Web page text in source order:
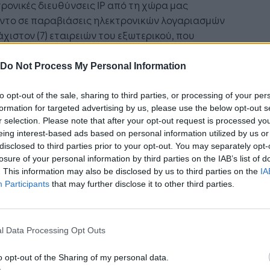
Do Not Process My Personal Information
opt-out of the sale, sharing to third parties, or processing of your
for targeted advertising by us, please use the below opt-out
selection. Please note that after your opt-out request is processed
interest-based ads based on personal information utilized by us
to third parties prior to your opt-out. You may separately
of your personal information by third parties on the IAB’s list of
This information may also be disclosed by us to third parties on the
Participants that may further disclose it to other third parties.
Data Processing Opt Outs
opt-out of the Sharing of my personal data.
διευθύνσεις IP από τη χώρα μας
σε παραβιάσεις ηλεκτρονικών λογαριασμών
(7) εταιρειών του εξωτερικού, που
φόρουμ, διαχείριση τρίτων μερών και
εταιρείες προσδιόρισαν πως η αξία της
που υπέστησαν από τις παραβιάσεις αυτές
το 1.000.000 ευρώ, με το μεγαλύτερο
της ζημίας να προέρχεται από την απώλεια
κώδικα μηχανογραφικών εφαρμογών.
Αθηνών και παραγγέλθηκε η διενέργεια
εξέτασης προς διακρίβωση των
πράξεων. Επιπρόσθετα εκδόθηκε
για την άρση του απορρήτου των
Νοημοσύνη: το νέο
Οι προσλήψεις αλλάζουν: To